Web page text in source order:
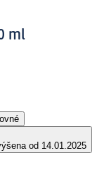
ml
od 14.01.2025